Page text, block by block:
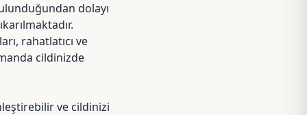
dolayı
rahatlatıcı ve
cildinizde
ve cildinizi